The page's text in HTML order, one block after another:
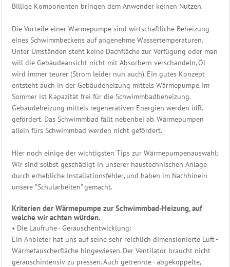
Billige Komponenten bringen dem Anwender keinen Nutzen.
Die Vorteile einer Wärmepumpe sind wirtschaftliche Beheizung
eines Schwimmbeckens auf angenehme Wassertemperaturen.
Unter Umständen steht keine Dachfläche zur Verfügung oder man
will die Gebäudeansicht nicht mit Absorbern verschandeln, Öl
wird immer teurer (Strom leider nun auch). Ein gutes Konzept
entsteht auch in der Gebäudeheizung mittels Wärmepumpe. Im
Sommer ist Kapazität frei für die Schwimmbadbeheizung.
Gebäudeheizung mittels regenerativen Energien werden idR.
gefördert. Das Schwimmbad fällt nebenbei ab. Wärmepumpen
allein fürs Schwimmbad werden nicht gefördert.
Hier noch einige der wichtigsten Tips zur Wärmepumpenauswahl:
Wir sind selbst geschädigt in unserer haustechnischen Anlage
durch erhebliche Installationsfehler, und haben im Nachhinein
unsere "Schularbeiten" gemacht.
Kriterien der Wärmepumpe zur Schwimmbad-Heizung, auf
welche wir achten würden.
• Die Laufruhe - Geräuschentwicklung:
Ein Anbieter hat uns auf seine sehr reichlich dimensionierte Luft -
Wärmetauscherfläche hingewiesen. Der Ventilator braucht nicht
geräuschintensiv zu pressen. Auch getrennte - abgekoppelte,
Poolzubehör
Schwimmbecken
Folien
Ersatzhüllen
Becken
Randsteine
Becken
Einbauteile
Becken
Abdeckung
Edelstahl
Edelstahl
Dusche
Filter